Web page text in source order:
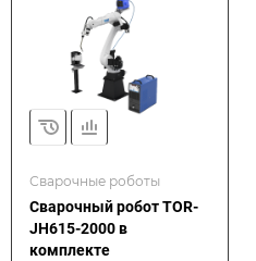
Сварочные роботы
Сварочный робот TOR-
JH615-2000 в
комплекте